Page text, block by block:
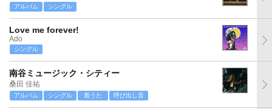
アルバム シングル
Love me forever!
Ado
シングル
南谷ミュージック・シティー
桑田 佳祐
アルバム シングル 着うた 呼び出し音